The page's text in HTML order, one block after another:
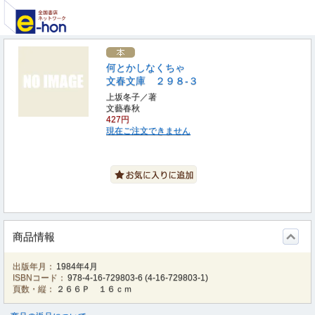
何とかしなくちゃ
文春文庫 ２９８‐３
上坂冬子／著
文藝春秋
427円
現在ご注文できません
商品情報
出版年月： 1984年4月
ISBNコード： 978-4-16-729803-6 (4-16-729803-1)
頁数・縦：
２６６Ｐ １６ｃｍ